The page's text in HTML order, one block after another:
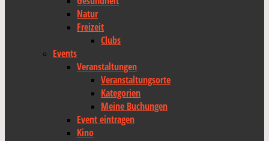
Natur
Freizeit
Clubs
Events
Veranstaltungen
Veranstaltungsorte
Kategorien
Meine Buchungen
Event eintragen
Kino